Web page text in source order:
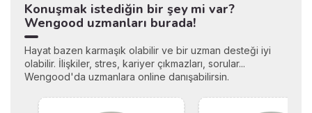
Konuşmak istediğin bir şey mi var?
Wengood uzmanları burada!
Hayat bazen karmaşık olabilir ve bir uzman desteği iyi
olabilir. İlişkiler, stres, kariyer çıkmazları, sorular...
Wengood'da uzmanlara online danışabilirsin.